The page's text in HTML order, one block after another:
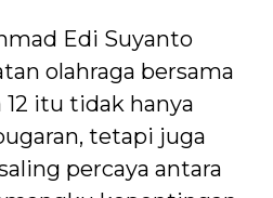
Edi Suyanto
olahraga bersama
12 itu tidak hanya
tetapi juga
percaya antara